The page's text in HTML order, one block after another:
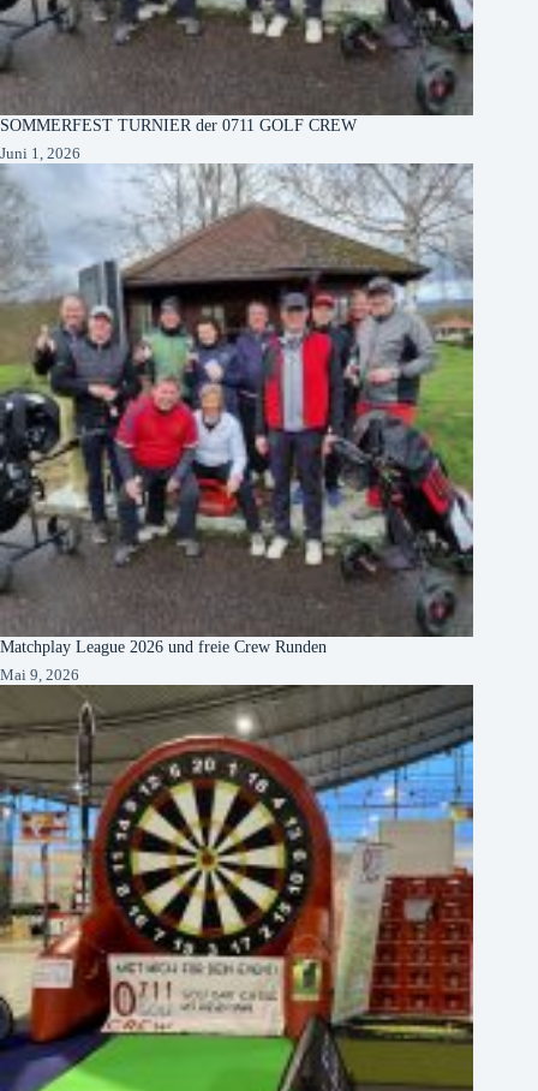
SOMMERFEST TURNIER der 0711 GOLF CREW
Juni 1, 2026
Matchplay League 2026 und freie Crew Runden
Mai 9, 2026